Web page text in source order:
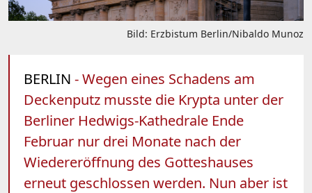
Bild: Erzbistum Berlin/Nibaldo Munoz
BERLIN - Wegen eines Schadens am
Deckenputz musste die Krypta unter der
Berliner Hedwigs-Kathedrale Ende
Februar nur drei Monate nach der
Wiedereröffnung des Gotteshauses
erneut geschlossen werden. Nun aber ist